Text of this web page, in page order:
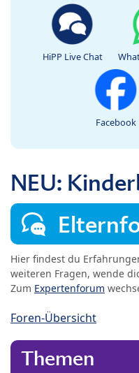
HiPP Live Chat
Facebook
NEU:
Hier findest du
weiteren Fragen, wende
Zum Expertenforum
Foren-Übersicht
Themen